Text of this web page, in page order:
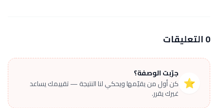
0 التعليقات
⭐
جرّبت الوصفة؟
كن أول من يقيّمها ويحكي لنا النتيجة — تقييمك يساعد
غيرك يقرر.